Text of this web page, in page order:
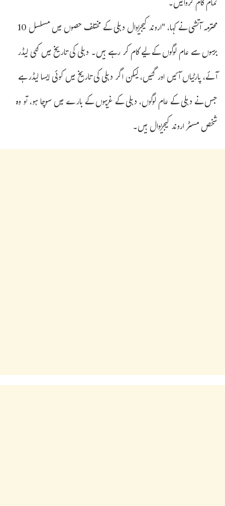
محترمہ آتشی نے کہا، "اروند کیجریوال دہلی کے مختلف حصوں میں مسلسل 10
برسوں سے عام لوگوں کے لیے کام کر رہے ہیں۔ دہلی کی تاریخ میں کئی لیڈر
آئے، پارٹیاں آئیں اور گئیں، لیکن اگر دہلی کی تاریخ میں کوئی ایسا لیڈر ہے
جس نے دہلی کے عام لوگوں، دہلی کے غریبوں کے بارے میں سوچا ہو، تو وہ
شخص مسٹر اروند کیجریوال ہیں۔